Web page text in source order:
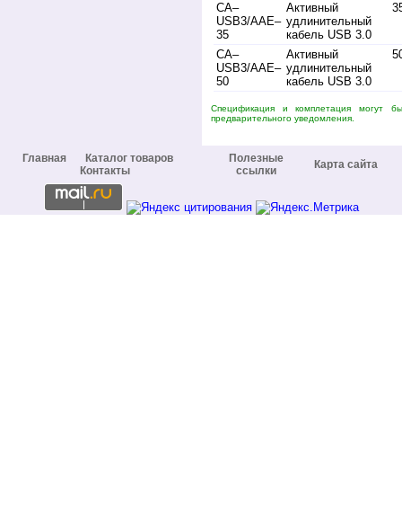
CA–
USB3/AAE–
35
Активный
удлинительный
кабель USB 3.0
CA–
USB3/AAE–
50
Активный
удлинительный
кабель USB 3.0
Спецификация и комплетация могут
предварительного уведомления.
Главная
Каталог товаров
Контакты
Полезные
ссылки
Карта сайта